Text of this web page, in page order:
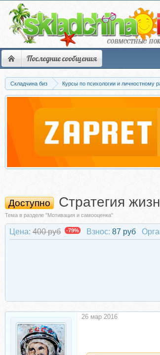
Последние сообщения
Складчина биз Курсы по психологии и личностному
Доступно Стратегия
Тема в разделе "Мотивация и самооценка"
Цена: 400 руб -79% Взнос: 87 руб
26 мар 2016